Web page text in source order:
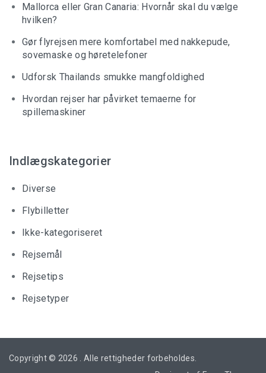
Mallorca eller Gran Canaria: Hvornår skal du vælge
hvilken?
Gør flyrejsen mere komfortabel med nakkepude,
sovemaske og høretelefoner
Udforsk Thailands smukke mangfoldighed
Hvordan rejser har påvirket temaerne for
spillemaskiner
Indlægskategorier
Diverse
Flybilletter
Ikke-kategoriseret
Rejsemål
Rejsetips
Rejsetyper
Copyright © 2026
. Alle rettigheder forbeholdes.